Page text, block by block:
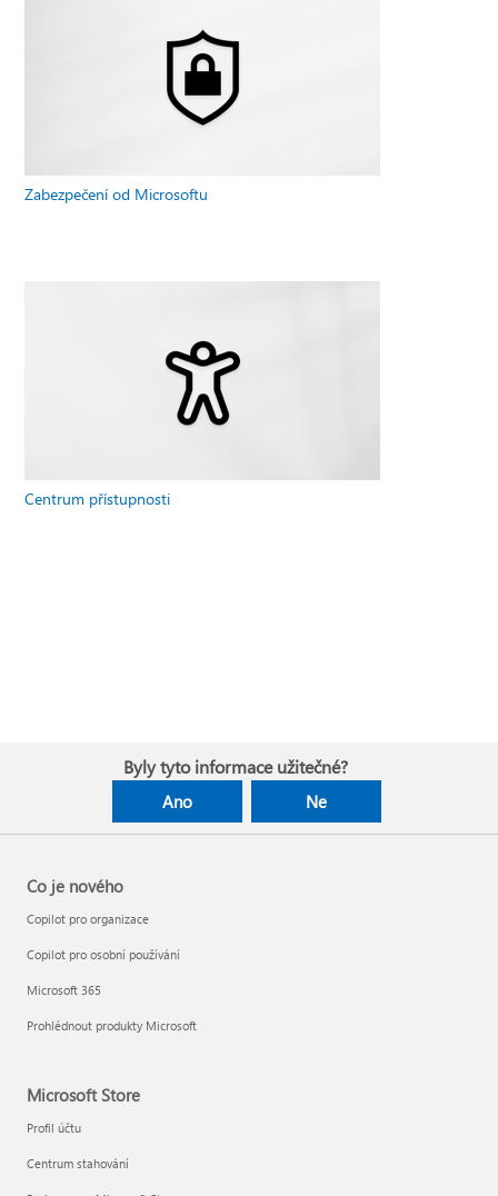
Zabezpečení od Microsoftu
Centrum přístupnosti
Byly tyto informace užitečné?
Ano Ne
Co je nového
Copilot pro organizace
Copilot pro osobní používání
Microsoft 365
Prohlédnout produkty Microsoft
Microsoft Store
Profil účtu
Centrum stahování